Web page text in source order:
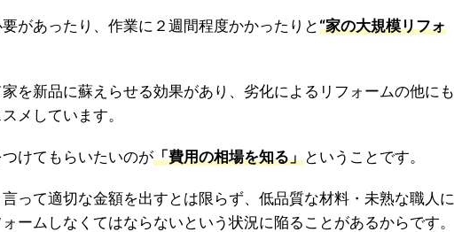
があったり、作業に２週間程度かかったりと“家の大規模リフォ
を新品に蘇えらせる効果があり、劣化によるリフォームの他にも
メしています。
けてもらいたいのが「費用の相場を知る」ということです。
って適切な金額を出すとは限らず、低品質な材料・未熟な職人に
ームしなくてはならないという状況に陥ることがあるからです。